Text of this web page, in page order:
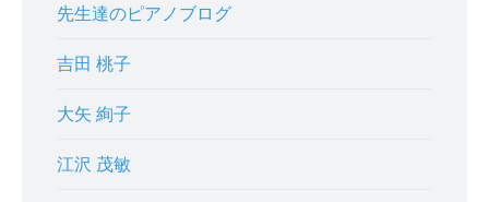
先生達のピアノブログ
吉田 桃子
大矢 絢子
江沢 茂敏